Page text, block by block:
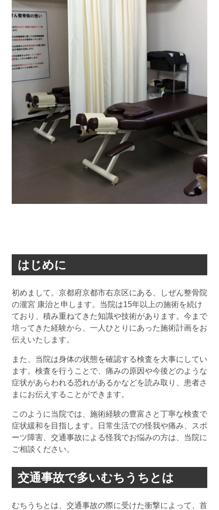
はじめに
初めまして。京都府京都市右京区にある、しぜん整骨院
の瀧宮 康治と申します。当院は15年以上の施術を続け
ており、積み重ねてきた知識や技術があります。今まで
培ってきた経験から、一人ひとりにあった施術計画をお
伝えいたします。
また、当院は身体の状態を確認する検査を大事にしてい
ます。検査を行うことで、痛みの原因や今後どのような
症状があらわれる恐れがあるかなどを読み取り、患者さ
まにお伝えすることができます。
このように当院では、施術経験の豊富さと丁寧な検査で
症状緩和を目指します。日常生活での怪我や痛み、スポ
ーツ障害、交通事故による怪我でお悩みの方は、当院に
ご相談ください。
交通事故で多いむちうちとは
むちうちとは、交通事故の際に受けた衝撃によって、首